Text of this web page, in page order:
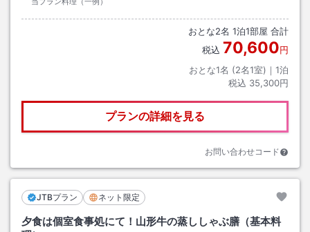
おとな2名 1泊1部屋 合計
税込 70,600円
おとな1名 (2名1室)｜ 1泊
税込 35,300円
プランの詳細を見る
お問い合わせコード
JTBプラン ネット限定
夕食は個室食事処にて！山形牛の蒸ししゃぶ膳（基本料